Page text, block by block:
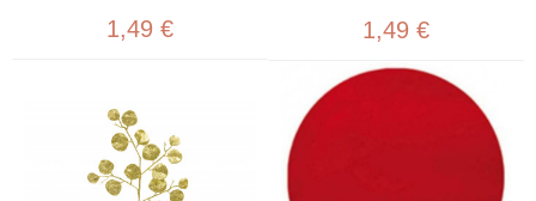
1,49 € 1,49 €